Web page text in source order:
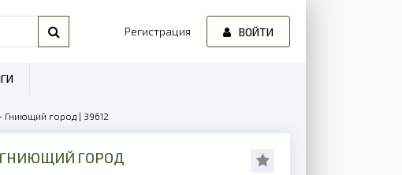
Регистрация ВОЙТИ
Гниющий город | 39612
ГНИЮЩИЙ ГОРОД